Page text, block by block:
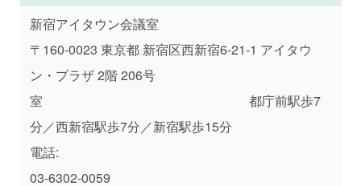
新宿アイタウン会議室
〒160-0023 東京都 新宿区西新宿6-21-1 アイタウ
ン・プラザ 2階 206号
室 都庁前駅歩7
分／西新宿駅歩7分／新宿駅歩15分
電話:
03-6302-0059